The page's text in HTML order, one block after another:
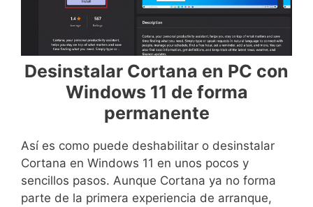
Desinstalar Cortana en PC con
Windows 11 de forma
permanente
Así es como puede deshabilitar o desinstalar
Cortana en Windows 11 en unos pocos y
sencillos pasos. Aunque Cortana ya no forma
parte de la primera experiencia de arranque,